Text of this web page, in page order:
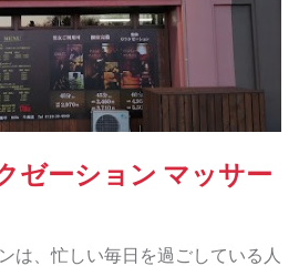
ゼーション マッサー
は、忙しい毎日を過ごしている人